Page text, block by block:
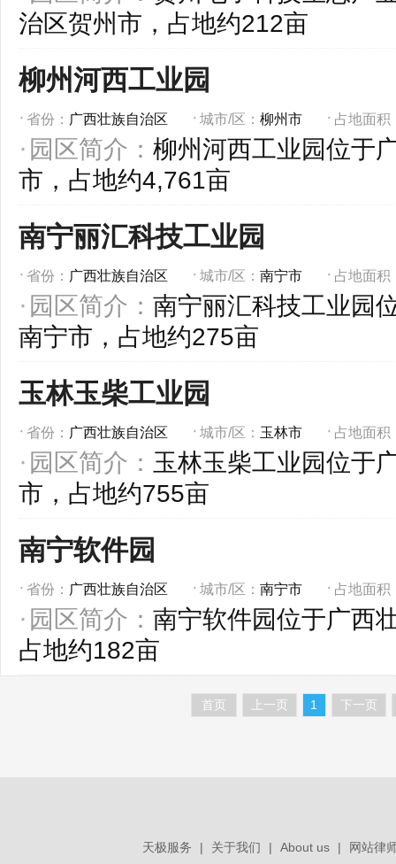
治区贺州市，占地约212亩
柳州河西工业园
省份： 广西壮族自治区 城市/区： 柳州市 占地面积
园区简介： 柳州河西工业园位于
市，占地约4,761亩
南宁丽汇科技工业园
省份： 广西壮族自治区 城市/区： 南宁市 占地面积
园区简介： 南宁丽汇科技工业园
南宁市，占地约275亩
玉林玉柴工业园
省份： 广西壮族自治区 城市/区： 玉林市 占地面积
园区简介： 玉林玉柴工业园位于
市，占地约755亩
南宁软件园
省份： 广西壮族自治区 城市/区： 南宁市 占地面积
园区简介： 南宁软件园位于广西
占地约182亩
首页 上一页 1 下一页
天极服务 | 关于我们 | About us |
网站律